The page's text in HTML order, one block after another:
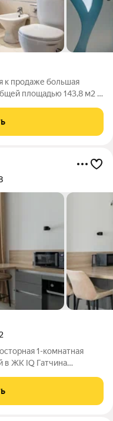
к продаже большая
площадью 143,8 м2 с
по
1-комнатная
в ЖК IQ Гатчина
расположенном в